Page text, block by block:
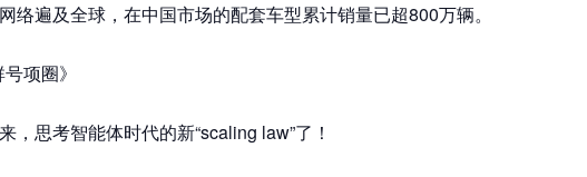
络遍及全球，在中国市场的配套车型累计销量已超800万辆。
项圈》
，思考智能体时代的新“scaling law”了！